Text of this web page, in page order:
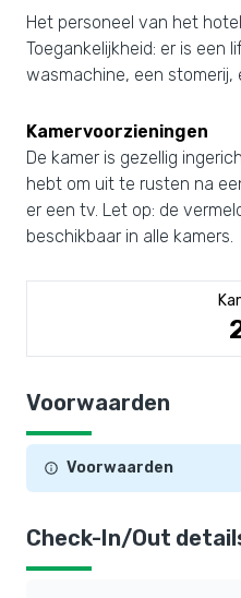
Het personeel van het
Toegankelijkheid: er is een
wasmachine, een stomerij,
Kamervoorzieningen
De kamer is gezellig
hebt om uit te rusten na
er een tv. Let op: de
beschikbaar in alle kamers.
Voorwaarden
Voorwaarden
Check-In/Out